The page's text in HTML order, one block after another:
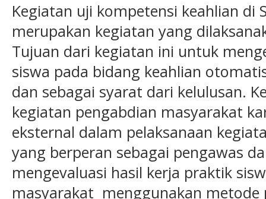
Kegiatan uji kompetensi keahlian di
merupakan kegiatan yang
Tujuan dari kegiatan ini untuk
siswa pada bidang keahlian
dan sebagai syarat dari kelulusan.
kegiatan pengabdian masyarakat
eksternal dalam pelaksanaan
yang berperan sebagai pengawas
mengevaluasi hasil kerja praktik
masyarakat menggunakan metode